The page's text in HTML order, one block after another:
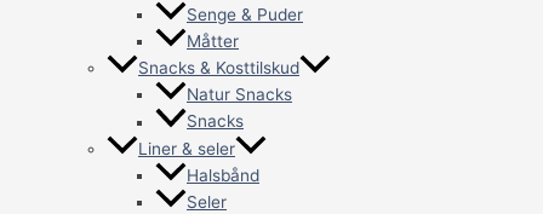
Senge & Puder
Måtter
Snacks & Kosttilskud
Natur Snacks
Snacks
Liner & seler
Halsbånd
Seler